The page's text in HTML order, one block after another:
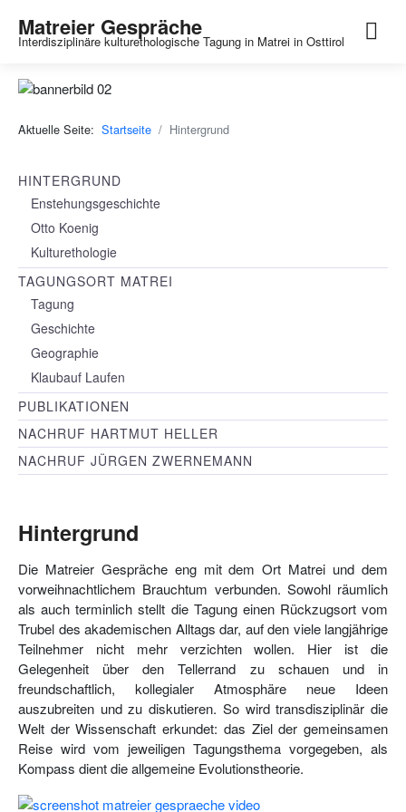
Matreier Gespräche
Interdisziplinäre kulturethologische Tagung in Matrei in Osttirol
Aktuelle Seite: Startseite Hintergrund
HINTERGRUND
Enstehungsgeschichte
Otto Koenig
Kulturethologie
TAGUNGSORT MATREI
Tagung
Geschichte
Geographie
Klaubauf Laufen
PUBLIKATIONEN
NACHRUF HARTMUT HELLER
NACHRUF JÜRGEN ZWERNEMANN
Hintergrund
Die Matreier Gespräche eng mit dem Ort Matrei und dem
vorweihnachtlichem Brauchtum verbunden. Sowohl räumlich
als auch terminlich stellt die Tagung einen Rückzugsort vom
Trubel des akademischen Alltags dar, auf den viele langjährige
Teilnehmer nicht mehr verzichten wollen. Hier ist die
Gelegenheit über den Tellerrand zu schauen und in
freundschaftlich, kollegialer Atmosphäre neue Ideen
auszubreiten und zu diskutieren. So wird transdisziplinär die
Welt der Wissenschaft erkundet: das Ziel der gemeinsamen
Reise wird vom jeweiligen Tagungsthema vorgegeben, als
Kompass dient die allgemeine Evolutionstheorie.